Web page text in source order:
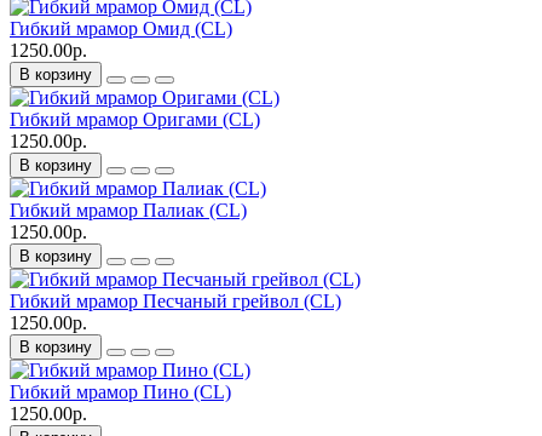
Гибкий мрамор Омид (CL)
1250.00р.
В корзину
Гибкий мрамор Оригами (CL)
1250.00р.
В корзину
Гибкий мрамор Палиак (CL)
1250.00р.
В корзину
Гибкий мрамор Песчаный грейвол (CL)
1250.00р.
В корзину
Гибкий мрамор Пино (CL)
1250.00р.